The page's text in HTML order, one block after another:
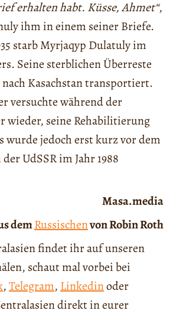
erhalten habt. Küsse, Ahmet“,
ihm in einem seiner Briefe.
starb Myrjaqyp Dulatuly im
Seine sterblichen Überreste
nach Kasachstan transportiert.
versuchte während der
wieder, seine Rehabilitierung
wurde jedoch erst kurz vor dem
UdSSR im Jahr 1988
Masa.media
demRussischenvon Robin Roth
findet ihr auf unseren
schaut mal vorbei bei
,Telegram, Linkedinoder
direkt in eurer